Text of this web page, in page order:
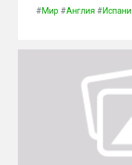
#Мир #Англия #